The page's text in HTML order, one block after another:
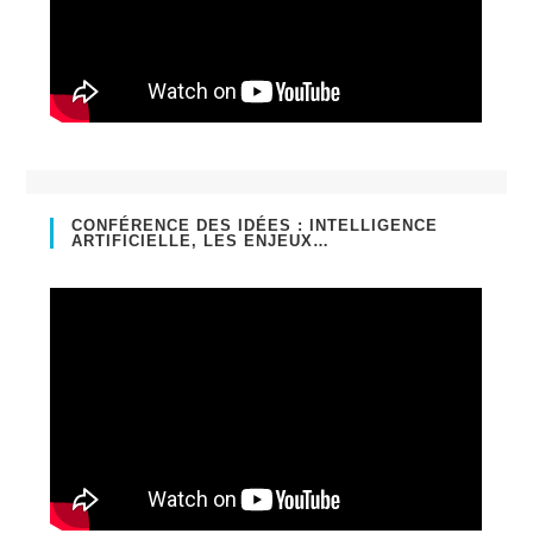
CONFÉRENCE DES IDÉES : INTELLIGENCE
ARTIFICIELLE, LES ENJEUX…